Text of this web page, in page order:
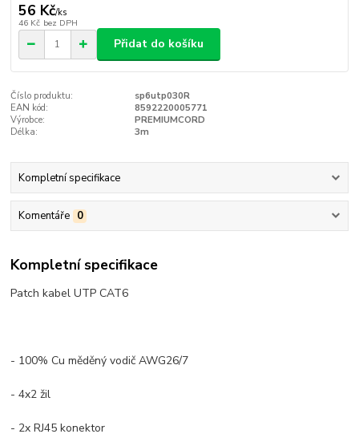
56 Kč/ks
46 Kč bez DPH
Přidat do košíku
Číslo produktu:
sp6utp030R
EAN kód:
8592220005771
Výrobce:
PREMIUMCORD
Délka:
3m
Kompletní specifikace
Komentáře 0
Kompletní specifikace
Patch kabel UTP CAT6
- 100% Cu měděný vodič AWG26/7
- 4x2 žil
- 2x RJ45 konektor